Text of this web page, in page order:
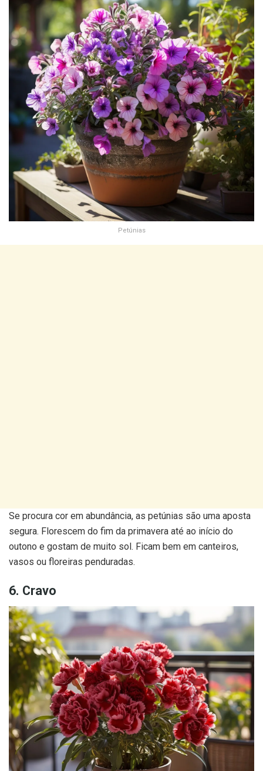
Petúnias
Se procura cor em abundância, as petúnias são uma aposta
segura. Florescem do fim da primavera até ao início do
outono e gostam de muito sol. Ficam bem em canteiros,
vasos ou floreiras penduradas.
6. Cravo